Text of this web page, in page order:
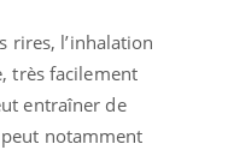
rires, l’inhalation
très facilement
entraîner de
notamment